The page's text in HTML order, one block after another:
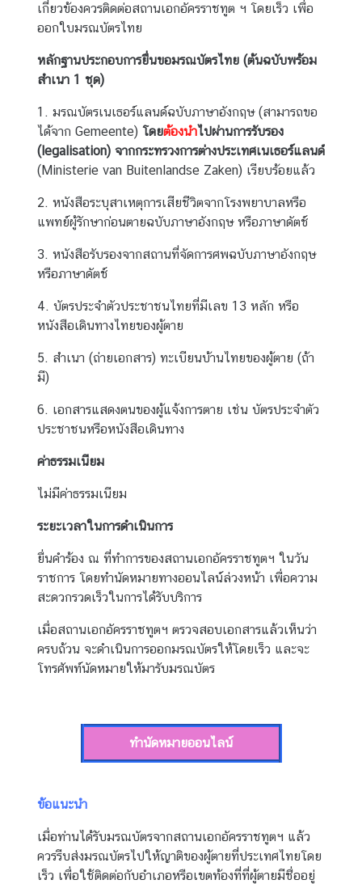
T
H
A
I
D
U
T
C
R
E
L
A
I
O
S
T
H
E
M
A
S
S
Y
T
E
L
N
D
เกี่ยวข้องควรติดต่อสถานเอกอัครราชทูต ฯ โดยเร็ว เพื่อ
ออกใบมรณบัตรไทย
หลักฐานประกอบการยื่นขอมรณบัตรไทย (ต้นฉบับพร้อม
สำเนา 1 ชุด)
1. มรณบัตรเนเธอร์แลนด์ฉบับภาษาอังกฤษ (สามารถขอ
ได้จาก Gemeente) โดยต้องนำไปผ่านการรับรอง
(legalisation) จากกระทรวงการต่างประเทศเนเธอร์แลนด์
(Ministerie van Buitenlandse Zaken) เรียบร้อยแล้ว
2. หนังสือระบุสาเหตุการเสียชีวิตจากโรงพยาบาลหรือ
แพทย์ผู้รักษาก่อนตายฉบับภาษาอังกฤษ หรือภาษาดัตช์
3. หนังสือรับรองจากสถานที่จัดการศพฉบับภาษาอังกฤษ
หรือภาษาดัตช์
4. บัตรประจำตัวประชาชนไทยที่มีเลข 13 หลัก หรือ
หนังสือเดินทางไทยของผู้ตาย
5. สำเนา (ถ่ายเอกสาร) ทะเบียนบ้านไทยของผู้ตาย (ถ้า
มี)
6. เอกสารแสดงตนของผู้แจ้งการตาย เช่น บัตรประจำตัว
ประชาชนหรือหนังสือเดินทาง
ค่าธรรมเนียม
ไม่มีค่าธรรมเนียม
ระยะเวลาในการดำเนินการ
ยื่นคำร้อง ณ ที่ทำการของสถานเอกอัครราชทูตฯ ในวัน
ราชการ โดยทำนัดหมายทางออนไลน์ล่วงหน้า เพื่อความ
สะดวกรวดเร็วในการได้รับบริการ
เมื่อสถานเอกอัครราชทูตฯ ตรวจสอบเอกสารแล้วเห็นว่า
ครบถ้วน จะดำเนินการออกมรณบัตรให้โดยเร็ว และจะ
โทรศัพท์นัดหมายให้มารับมรณบัตร
ทำนัดหมายออนไลน์
ข้อแนะนำ
เมื่อท่านได้รับมรณบัตรจากสถานเอกอัครราชทูตฯ แล้ว
ควรรีบส่งมรณบัตรไปให้ญาติของผู้ตายที่ประเทศไทยโดย
เร็ว เพื่อใช้ติดต่อกับอำเภอหรือเขตท้องที่ที่ผู้ตายมีชื่ออยู่